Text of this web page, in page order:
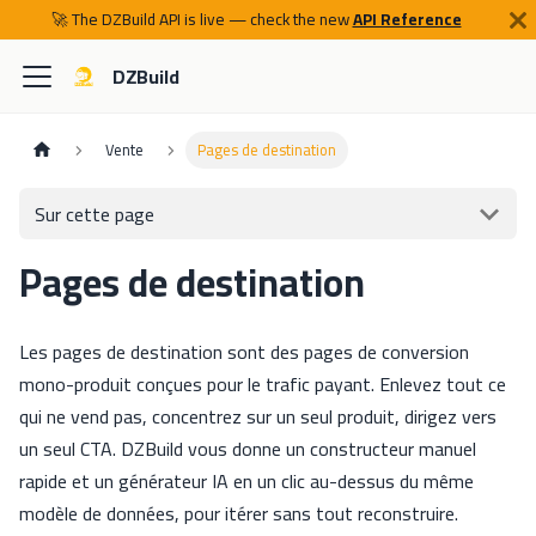
🚀 The DZBuild API is live — check the newAPI Reference
DZBuild
Vente Pages de destination
Sur cette page
Pages de destination
Les pages de destination sont des pages de conversion
mono-produit conçues pour le trafic payant. Enlevez tout ce
qui ne vend pas, concentrez sur un seul produit, dirigez vers
un seul CTA. DZBuild vous donne un constructeur manuel
rapide et un générateur IA en un clic au-dessus du même
modèle de données, pour itérer sans tout reconstruire.